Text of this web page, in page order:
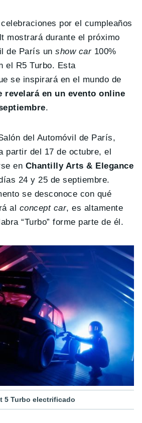
por el cumpleaños
mostrará durante el próximo
de París unshow car100%
el R5 Turbo. Esta
se inspirará en el mundo de
revelará en un evento online
.
del Automóvil de París,
partir del 17 de octubre, el
en Chantilly Arts & Elegance
24 y 25 de septiembre.
se desconoce con qué
al concept car, es altamente
“Turbo” forme parte de él.
5 Turbo electrificado